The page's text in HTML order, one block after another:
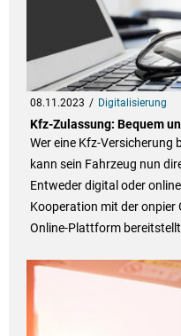
08.11.2023 Digitalisierung
Kfz-Zulassung: Bequem
Wer eine Kfz-Versicherung
kann sein Fahrzeug nun
Entweder digital oder
Kooperation mit der onpier
Online-Plattform